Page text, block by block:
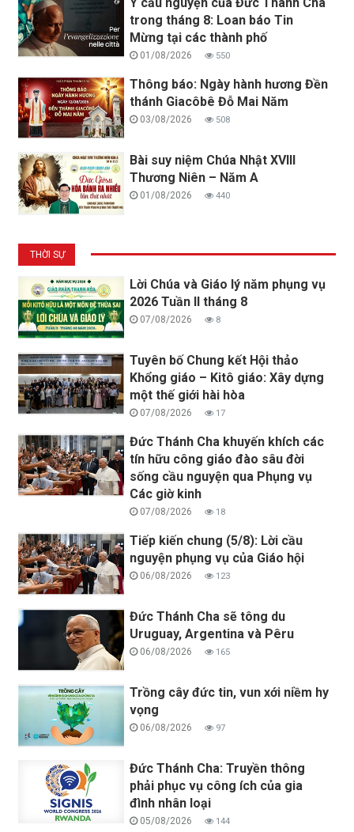
trong tháng 8: Loan báo Tin
Mừng tại các thành phố
01/08/2026 550
Thông báo: Ngày hành hương Đền
thánh Giacôbê Đỗ Mai Năm
03/08/2026 508
Bài suy niệm Chúa Nhật XVIII
Thương Niên – Năm A
01/08/2026 440
THỜI SỰ
Lời Chúa và Giáo lý năm phụng vụ
2026 Tuần II tháng 8
07/08/2026 8
Tuyên bố Chung kết Hội thảo
Khổng giáo – Kitô giáo: Xây dựng
một thế giới hài hòa
07/08/2026 17
Đức Thánh Cha khuyến khích các
tín hữu công giáo đào sâu đời
sống cầu nguyện qua Phụng vụ
Các giờ kinh
07/08/2026 18
Tiếp kiến chung (5/8): Lời cầu
nguyện phụng vụ của Giáo hội
06/08/2026 123
Đức Thánh Cha sẽ tông du
Uruguay, Argentina và Pêru
06/08/2026 165
Trồng cây đức tin, vun xới niềm hy
vọng
06/08/2026 97
Đức Thánh Cha: Truyền thông
phải phục vụ công ích của gia
đình nhân loại
05/08/2026 144